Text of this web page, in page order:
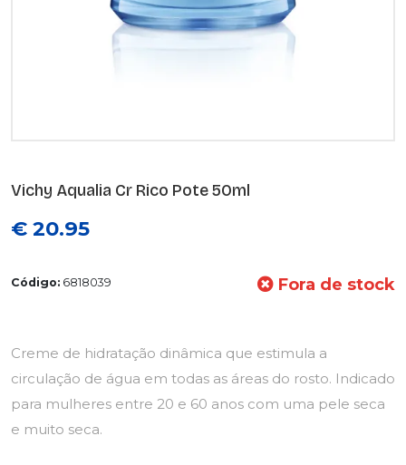
Vichy Aqualia Cr Rico Pote 50ml
€ 20.95
Código: 6818039 Fora de stock
Creme de hidratação dinâmica que estimula a
circulação de água em todas as áreas do rosto. Indicado
para mulheres entre 20 e 60 anos com uma pele seca
e muito seca.